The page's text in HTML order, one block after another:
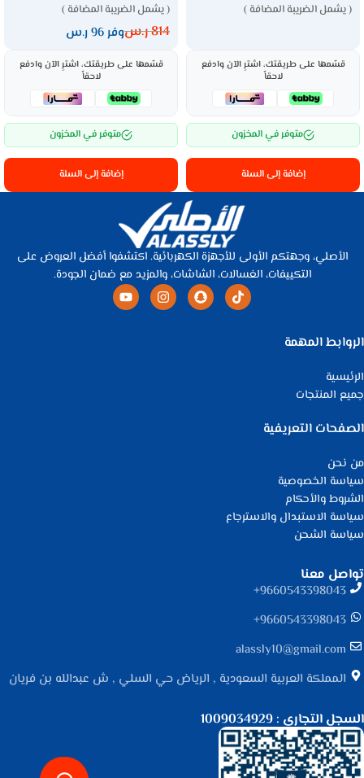
( يشمل الضريبة المضافة )
قسّمها على طريقتك، اشترِ الآن وادفع
لاحقاً
متوفر في المخزون
إضافة إلى السلة
( يشمل الضريبة المضافة )
814ر.سوفر 96 ر.س
قسّمها على طريقتك، اشترِ الآن وادفع
لاحقاً
متوفر في المخزون
إضافة إلى السلة
الأصلي، وجهتكم الأولى للأجهزة الكهربائية. اكتشفوا أفضل العروض على
التكييفات، الغسالات، الشاشات، والمزيد مع ضمان الجودة.
الروابط المهمة
الرئيسية
جميع المنتجات
الصفحات التعريفية
من نحن
سياسة الخصوصية
الشروط والأحكام
سياسة الاستبدال والاسترجاع
سياسة الشحن
تواصل معنا
9660543398043⁩+
9660543398043⁩+
alassly10@gmail.com
المملكة العربية السعودية , الرياض حي السلي , ش عبدالله بن فريان
السجل التجاري : 1009034929